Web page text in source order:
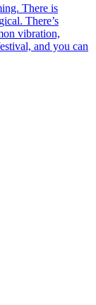
There is
There’s
vibration,
and you can